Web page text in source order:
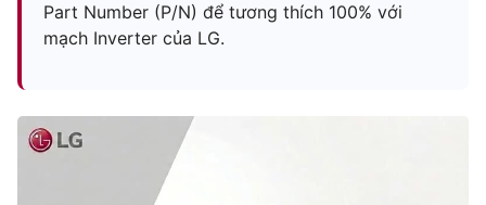
Part Number (P/N) để tương thích 100% với
mạch Inverter của LG.